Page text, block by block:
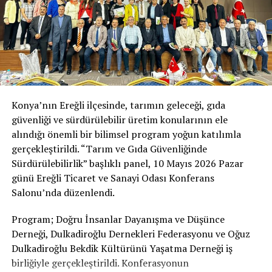
We now detect microplastics in plants, fish and human
blood. Microplastics are even present in the placenta in
the womb; before a baby enters the world, it encounters
microplastics before it meets its mother. Researchers
have detected microplastics in human faeces and even
in clouds. In Antarctica, a study conducted by scientists
water contain microplastics as well. We have trapped
our homes, ourselves and the world in plastic.”
From the Lungs to the Brain, From the Heart to
Cancer: What Do Microplastics Do in the Body?
Listing the organs that microplastics reach in the body,
Temel said, “Because we inhale them through the air,
researchers have detected microplastics in the lungs.
What we eat and drink affects the liver and intestines.
They enter our cells through the bloodstream. An
incredible amount of microplastic has also accumulated
Konya’nın Ereğli ilçesinde, tarımın geleceği, gıda
güvenliği ve sürdürülebilir üretim konularının ele
alındığı önemli bir bilimsel program yoğun katılımla
gerçekleştirildi. “Tarım ve Gıda Güvenliğinde
Sürdürülebilirlik” başlıklı panel, 10 Mayıs 2026 Pazar
günü Ereğli Ticaret ve Sanayi Odası Konferans
Salonu’nda düzenlendi.
Program; Doğru İnsanlar Dayanışma ve Düşünce
Derneği, Dulkadiroğlu Dernekleri Federasyonu ve Oğuz
Dulkadiroğlu Bekdik Kültürünü Yaşatma Derneği iş
birliğiyle gerçekleştirildi. Konferasyonun